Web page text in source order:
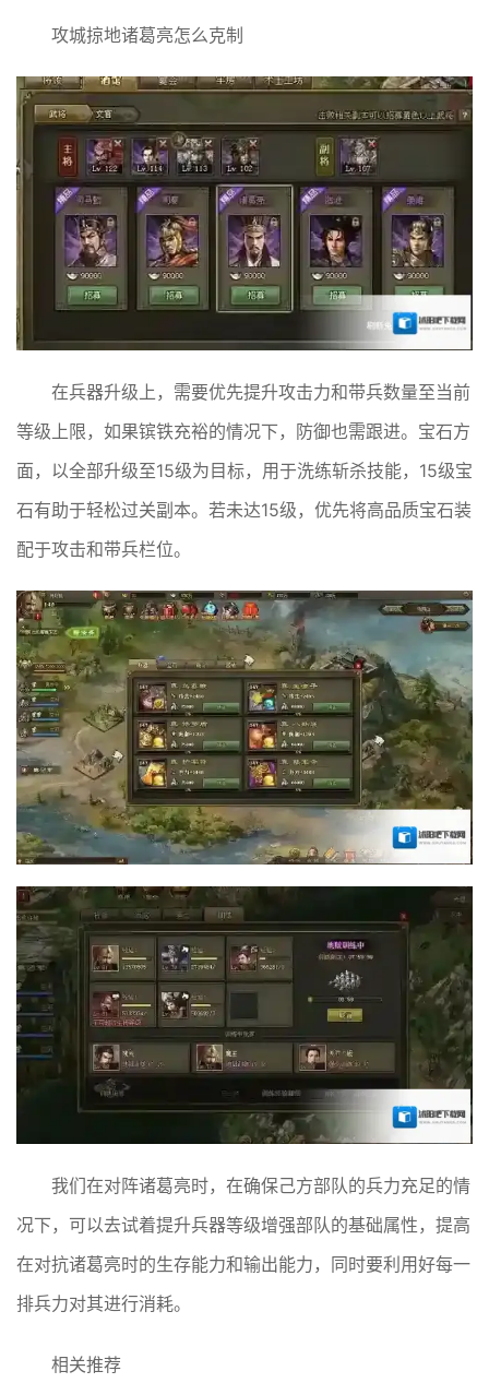
攻城掠地诸葛亮怎么克制
在兵器升级上，需要优先提升攻击力和带兵数量至当前
等级上限，如果镔铁充裕的情况下，防御也需跟进。宝石方
面，以全部升级至15级为目标，用于洗练斩杀技能，15级宝
石有助于轻松过关副本。若未达15级，优先将高品质宝石装
配于攻击和带兵栏位。
我们在对阵诸葛亮时，在确保己方部队的兵力充足的情
况下，可以去试着提升兵器等级增强部队的基础属性，提高
在对抗诸葛亮时的生存能力和输出能力，同时要利用好每一
排兵力对其进行消耗。
相关推荐